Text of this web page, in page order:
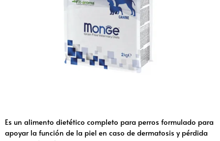
Es un alimento dietético completo para perros formulado para
apoyar la función de la piel en caso de dermatosis y pérdida